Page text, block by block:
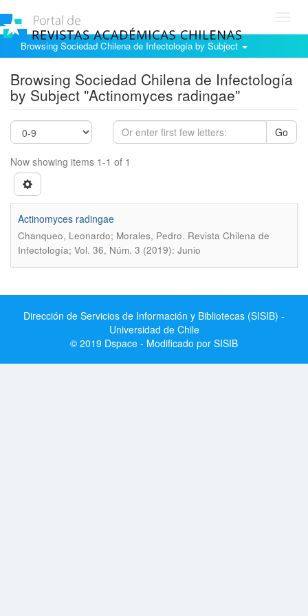
Browsing Sociedad Chilena de Infectología by Subject
Browsing Sociedad Chilena de Infectología
by Subject "Actinomyces radingae"
Go
Now showing items 1-1 of 1
Actinomyces radingae
Chanqueo, Leonardo; Morales, Pedro. Revista Chilena de
Infectología; Vol. 36, Núm. 3 (2019): Junio
Dirección de Servicios de Información y Bibliotecas (SISIB) -
Universidad de Chile
© 2019 Dspace - Modificado por SISIB